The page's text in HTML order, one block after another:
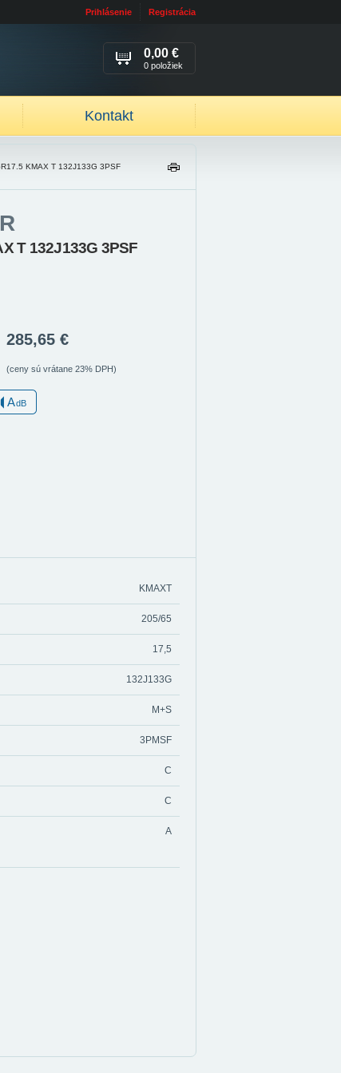
Prihlásenie Registrácia
Kontakt
0,00 €
0 položiek
KMAX T 132J133G 3PSF
IŤ
T 132J133G 3PSF
285,65 €
(ceny sú vrátane 23% DPH)
AdB
KMAXT
205/65
17,5
132J133G
M+S
3PMSF
C
C
A